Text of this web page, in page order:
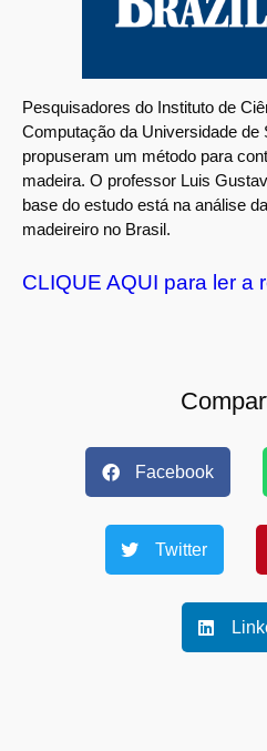
Pesquisadores do Instituto de
Computação da Universidade de
propuseram um método para
madeira. O professor Luis
base do estudo está na análise
madeireiro no Brasil.
CLIQUE AQUI para ler a
Facebook
Twitter